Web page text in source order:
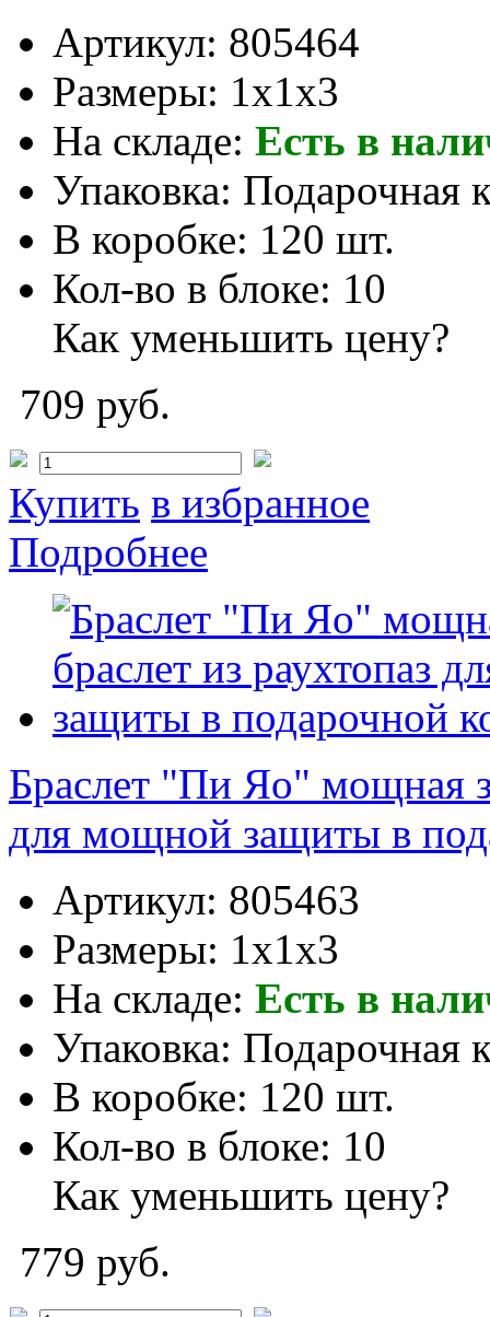
Артикул: 805464
Размеры: 1x1x3
На складе: Есть в
Упаковка: Подарочная
В коробке: 120 шт.
Кол-во в блоке: 10
Как уменьшить цену?
709 руб.
Купить в избранное
Подробнее
Браслет "Пи Яо" мощная
для мощной защиты в
Артикул: 805463
Размеры: 1x1x3
На складе: Есть в
Упаковка: Подарочная
В коробке: 120 шт.
Кол-во в блоке: 10
Как уменьшить цену?
779 руб.